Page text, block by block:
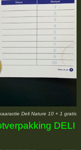
Deli Nature 10 + 1 gratis
DELI